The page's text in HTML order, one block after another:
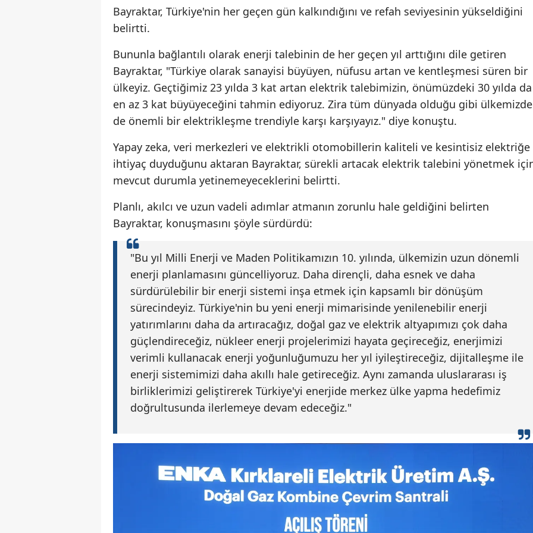
Bayraktar, Türkiye'nin her geçen gün kalkındığını ve refah seviyesinin yükseldiğini
belirtti.
Bununla bağlantılı olarak enerji talebinin de her geçen yıl arttığını dile getiren
Bayraktar, "Türkiye olarak sanayisi büyüyen, nüfusu artan ve kentleşmesi süren bir
ülkeyiz. Geçtiğimiz 23 yılda 3 kat artan elektrik talebimizin, önümüzdeki 30 yılda da
en az 3 kat büyüyeceğini tahmin ediyoruz. Zira tüm dünyada olduğu gibi ülkemizde
de önemli bir elektrikleşme trendiyle karşı karşıyayız." diye konuştu.
Yapay zeka, veri merkezleri ve elektrikli otomobillerin kaliteli ve kesintisiz elektriğe
ihtiyaç duyduğunu aktaran Bayraktar, sürekli artacak elektrik talebini yönetmek
mevcut durumla yetinemeyeceklerini belirtti.
Planlı, akılcı ve uzun vadeli adımlar atmanın zorunlu hale geldiğini belirten
Bayraktar, konuşmasını şöyle sürdürdü:
"Bu yıl Milli Enerji ve Maden Politikamızın 10. yılında, ülkemizin uzun dönemli
enerji planlamasını güncelliyoruz. Daha dirençli, daha esnek ve daha
sürdürülebilir bir enerji sistemi inşa etmek için kapsamlı bir dönüşüm
sürecindeyiz. Türkiye'nin bu yeni enerji mimarisinde yenilenebilir enerji
yatırımlarını daha da artıracağız, doğal gaz ve elektrik altyapımızı çok daha
güçlendireceğiz, nükleer enerji projelerimizi hayata geçireceğiz, enerjimizi
verimli kullanacak enerji yoğunluğumuzu her yıl iyileştireceğiz, dijitalleşme ile
enerji sistemimizi daha akıllı hale getireceğiz. Aynı zamanda uluslararası iş
birliklerimizi geliştirerek Türkiye'yi enerjide merkez ülke yapma hedefimiz
doğrultusunda ilerlemeye devam edeceğiz."